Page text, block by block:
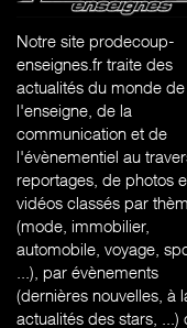
Notre site prodecoup-
enseignes.fr traite des
actualités du monde de
l'enseigne, de la
communication et de
l'évènementiel au
reportages, de photos
vidéos classés par
(mode, immobilier,
automobile, voyage,
...), par évènements
(dernières nouvelles, à
actualités des stars, ...)